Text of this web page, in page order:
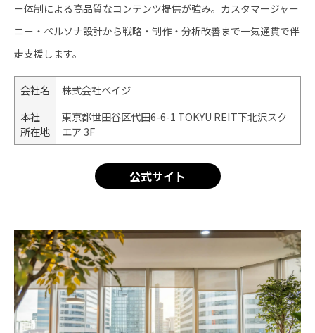
ー体制による高品質なコンテンツ提供が強み。カスタマージャー
ニー・ペルソナ設計から戦略・制作・分析改善まで一気通貫で伴
走支援します。
会社名
株式会社ベイジ
本社
所在地
東京都世田谷区代田6-6-1 TOKYU REIT下北沢スク
エア 3F
公式サイト